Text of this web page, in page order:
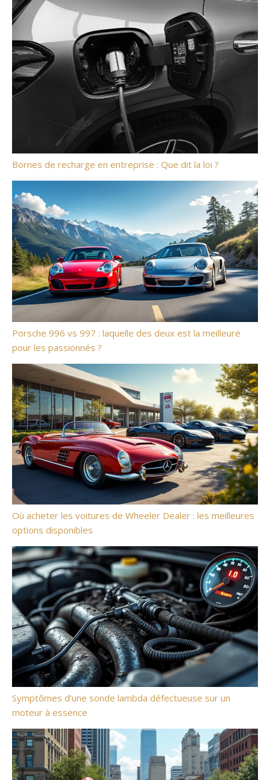
Bornes de recharge en entreprise : Que dit la loi ?
Porsche 996 vs 997 : laquelle des deux est la meilleure
pour les passionnés ?
Où acheter les voitures de Wheeler Dealer : les meilleures
options disponibles
Symptômes d’une sonde lambda défectueuse sur un
moteur à essence